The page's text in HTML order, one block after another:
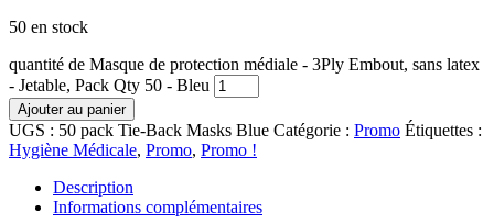
50 en stock
quantité de Masque de protection médiale - 3Ply Embout, sans latex
- Jetable, Pack Qty 50 - Bleu
Ajouter au panier
UGS : 50 pack Tie-Back Masks Blue Catégorie : Promo Étiquettes :
Hygiène Médicale, Promo, Promo !
Description
Informations complémentaires